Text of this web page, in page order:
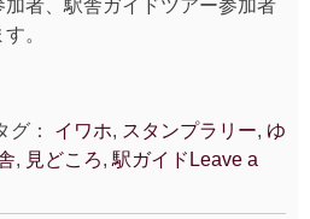
者、駅舎ガイドツアー参加者
。
： イワホ, スタンプラリー, ゆ
, 見どころ, 駅ガイド Leave a